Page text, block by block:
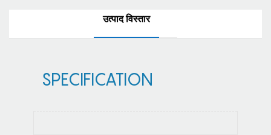
उत्पाद विस्तार
SPECIFICATION